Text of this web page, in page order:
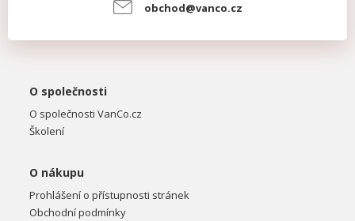
obchod@vanco.cz
O společnosti
O společnosti VanCo.cz
Školení
O nákupu
Prohlášení o přístupnosti stránek
Obchodní podmínky